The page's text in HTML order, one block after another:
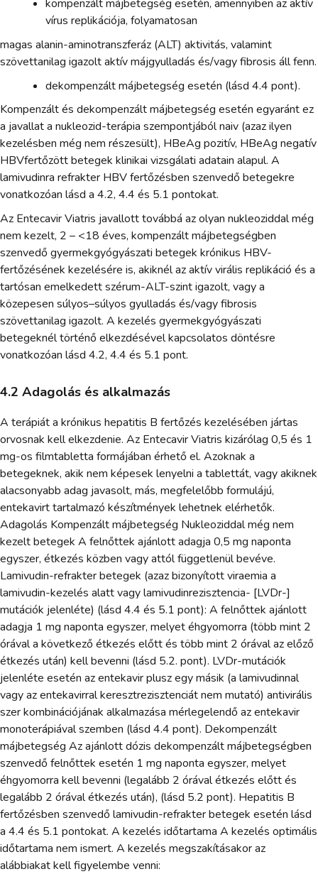
kompenzált májbetegség esetén, amennyiben az aktív
vírus replikációja, folyamatosan
magas alanin-aminotranszferáz (ALT) aktivitás, valamint
szövettanilag igazolt aktív májgyulladás és/vagy fibrosis áll fenn.
dekompenzált májbetegség esetén (lásd 4.4 pont).
Kompenzált és dekompenzált májbetegség esetén egyaránt ez
a javallat a nukleozid-terápia szempontjából naiv (azaz ilyen
kezelésben még nem részesült), HBeAg pozitív, HBeAg negatív
HBVfertőzött betegek klinikai vizsgálati adatain alapul. A
lamivudinra refrakter HBV fertőzésben szenvedő betegekre
vonatkozóan lásd a 4.2, 4.4 és 5.1 pontokat.
Az Entecavir Viatris javallott továbbá az olyan nukleoziddal még
nem kezelt, 2 – <18 éves, kompenzált májbetegségben
szenvedő gyermekgyógyászati betegek krónikus HBV-
fertőzésének kezelésére is, akiknél az aktív virális replikáció és a
tartósan emelkedett szérum-ALT-szint igazolt, vagy a
közepesen súlyos–súlyos gyulladás és/vagy fibrosis
szövettanilag igazolt. A kezelés gyermekgyógyászati
betegeknél történő elkezdésével kapcsolatos döntésre
vonatkozóan lásd 4.2, 4.4 és 5.1 pont.
4.2 Adagolás és alkalmazás
A terápiát a krónikus hepatitis B fertőzés kezelésében jártas
orvosnak kell elkezdenie. Az Entecavir Viatris kizárólag 0,5 és 1
mg-os filmtabletta formájában érhető el. Azoknak a
betegeknek, akik nem képesek lenyelni a tablettát, vagy akiknek
alacsonyabb adag javasolt, más, megfelelőbb formulájú,
entekavirt tartalmazó készítmények lehetnek elérhetők.
Adagolás Kompenzált májbetegség Nukleoziddal még nem
kezelt betegek A felnőttek ajánlott adagja 0,5 mg naponta
egyszer, étkezés közben vagy attól függetlenül bevéve.
Lamivudin-refrakter betegek (azaz bizonyított viraemia a
lamivudin-kezelés alatt vagy lamivudinrezisztencia- [LVDr-]
mutációk jelenléte) (lásd 4.4 és 5.1 pont): A felnőttek ajánlott
adagja 1 mg naponta egyszer, melyet éhgyomorra (több mint 2
órával a következő étkezés előtt és több mint 2 órával az előző
étkezés után) kell bevenni (lásd 5.2. pont). LVDr-mutációk
jelenléte esetén az entekavir plusz egy másik (a lamivudinnal
vagy az entekavirral keresztrezisztenciát nem mutató) antivirális
szer kombinációjának alkalmazása mérlegelendő az entekavir
monoterápiával szemben (lásd 4.4 pont). Dekompenzált
májbetegség Az ajánlott dózis dekompenzált májbetegségben
szenvedő felnőttek esetén 1 mg naponta egyszer, melyet
éhgyomorra kell bevenni (legalább 2 órával étkezés előtt és
legalább 2 órával étkezés után), (lásd 5.2 pont). Hepatitis B
fertőzésben szenvedő lamivudin-refrakter betegek esetén lásd
a 4.4 és 5.1 pontokat. A kezelés időtartama A kezelés optimális
időtartama nem ismert. A kezelés megszakításakor az
alábbiakat kell figyelembe venni: